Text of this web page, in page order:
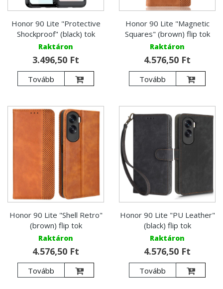
Honor 90 Lite "Protective
Shockproof" (black) tok
Raktáron
3.496,50 Ft
Tovább
Honor 90 Lite "Magnetic
Squares" (brown) flip tok
Raktáron
4.576,50 Ft
Tovább
Honor 90 Lite "Shell Retro"
(brown) flip tok
Raktáron
4.576,50 Ft
Tovább
Honor 90 Lite "PU Leather"
(black) flip tok
Raktáron
4.576,50 Ft
Tovább